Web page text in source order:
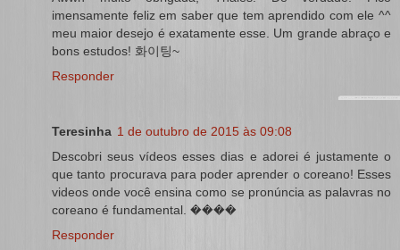
imensamente feliz em saber que tem aprendido com ele ^^
meu maior desejo é exatamente esse. Um grande abraço e
bons estudos! 화이팅~
Responder
Teresinha 1 de outubro de 2015 às 09:08
Descobri seus vídeos esses dias e adorei é justamente o
que tanto procurava para poder aprender o coreano! Esses
videos onde você ensina como se pronúncia as palavras no
coreano é fundamental. ����
Responder